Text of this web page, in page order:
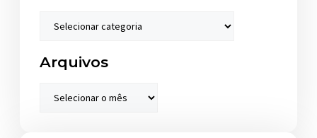
Arquivos